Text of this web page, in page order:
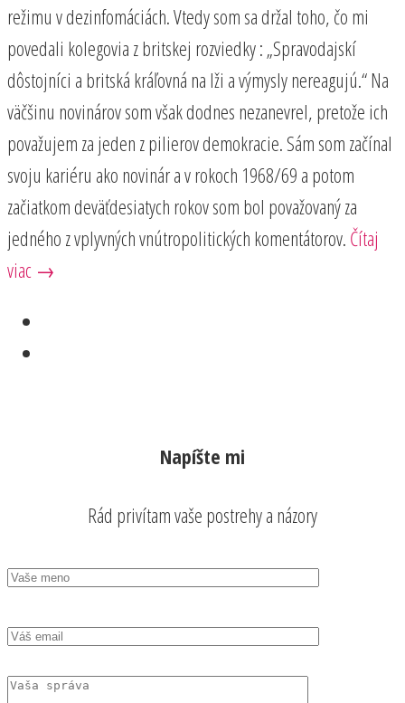
režimu v dezinfomáciách. Vtedy som sa držal toho, čo mi
povedali kolegovia z britskej rozviedky : „Spravodajskí
dôstojníci a britská kráľovná na lži a výmysly nereagujú.“ Na
väčšinu novinárov som však dodnes nezanevrel, pretože ich
považujem za jeden z pilierov demokracie. Sám som začínal
svoju kariéru ako novinár a v rokoch 1968/69 a potom
začiatkom deväťdesiatych rokov som bol považovaný za
jedného z vplyvných vnútropolitických komentátorov. Čítaj
viac →
Napíšte mi
Rád privítam vaše postrehy a názory